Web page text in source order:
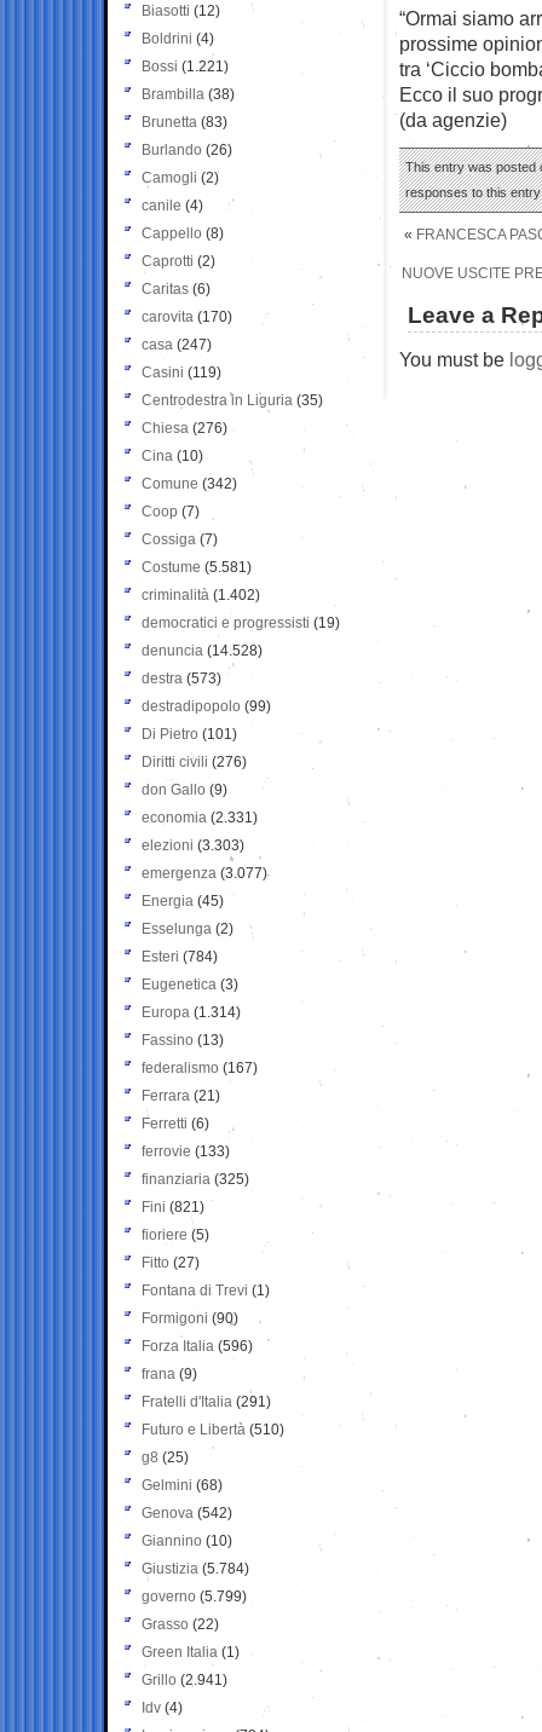
“Ormai siamo
prossime
tra ‘Ciccio
Ecco il suo
(da agenzie)
This entry was posted
responses to this
« FRANCESCA
NUOVE USCITE
Leave a
You must be
Biasotti (12)
Boldrini (4)
Bossi (1.221)
Brambilla (38)
Brunetta (83)
Burlando (26)
Camogli (2)
canile (4)
Cappello (8)
Caprotti (2)
Caritas (6)
carovita (170)
casa (247)
Casini (119)
Centrodestra in Liguria (35)
Chiesa (276)
Cina (10)
Comune (342)
Coop (7)
Cossiga (7)
Costume (5.581)
criminalità (1.402)
democratici e progressisti (19)
denuncia (14.528)
destra (573)
destradipopolo (99)
Di Pietro (101)
Diritti civili (276)
don Gallo (9)
economia (2.331)
elezioni (3.303)
emergenza (3.077)
Energia (45)
Esselunga (2)
Esteri (784)
Eugenetica (3)
Europa (1.314)
Fassino (13)
federalismo (167)
Ferrara (21)
Ferretti (6)
ferrovie (133)
finanziaria (325)
Fini (821)
fioriere (5)
Fitto (27)
Fontana di Trevi (1)
Formigoni (90)
Forza Italia (596)
frana (9)
Fratelli d'Italia (291)
Futuro e Libertà (510)
g8 (25)
Gelmini (68)
Genova (542)
Giannino (10)
Giustizia (5.784)
governo (5.799)
Grasso (22)
Green Italia (1)
Grillo (2.941)
Idv (4)